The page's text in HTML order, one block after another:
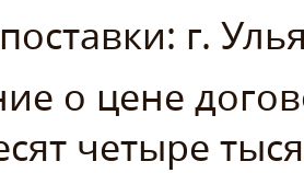
г.
о цене
четыре